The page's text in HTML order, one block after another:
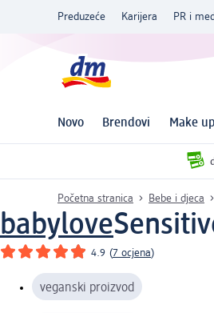
Preduzeće Karijera PR i
Novo Brendovi Make up
Početna stranica Bebe i djeca
babylove
4.9 (7 ocjena)
veganski proizvod